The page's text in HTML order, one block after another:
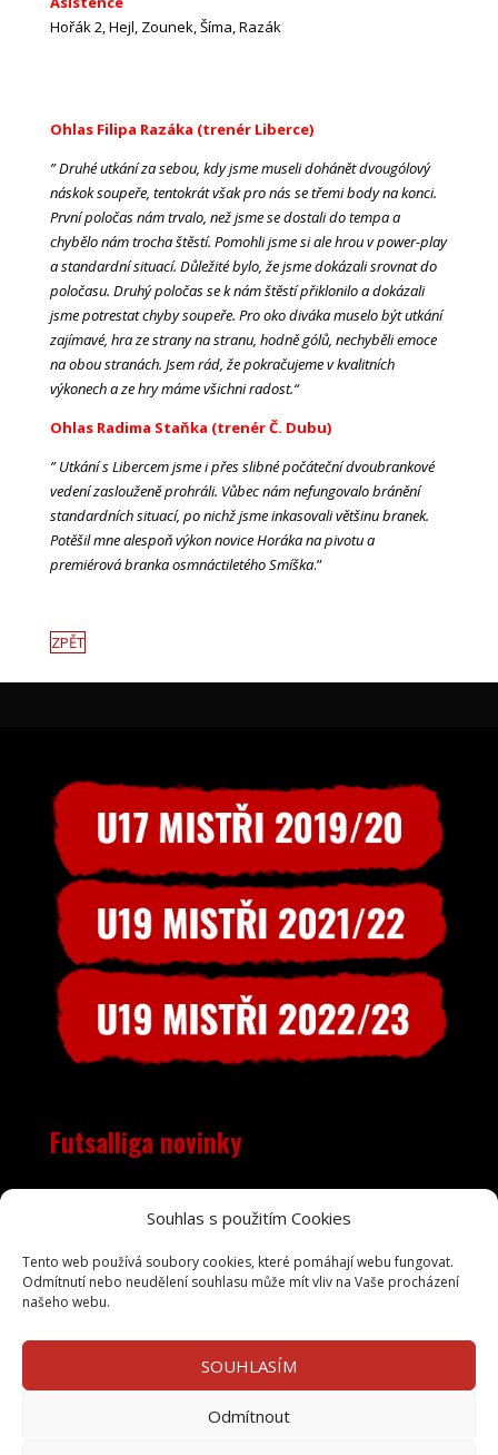
Souhlas s použitím Cookies
Tento web používá soubory cookies, které pomáhají webu fungovat.
Odmítnutí nebo neudělení souhlasu může mít vliv na Vaše procházení
našeho webu.
SOUHLASÍM
Odmítnout
Hořák 2, Hejl, Zounek, Šíma, Razák
Ohlas Filipa Razáka (trenér Liberce)
” Druhé utkání za sebou, kdy jsme museli dohánět dvougólový
náskok soupeře, tentokrát však pro nás se třemi body na konci.
První poločas nám trvalo, než jsme se dostali do tempa a
chybělo nám trocha štěstí. Pomohli jsme si ale hrou v power-play
a standardní situací. Důležité bylo, že jsme dokázali srovnat do
poločasu. Druhý poločas se k nám štěstí přiklonilo a dokázali
jsme potrestat chyby soupeře. Pro oko diváka muselo být utkání
zajímavé, hra ze strany na stranu, hodně gólů, nechyběli emoce
na obou stranách. Jsem rád, že pokračujeme v kvalitních
výkonech a ze hry máme všichni radost.“
Ohlas Radima Staňka (trenér Č. Dubu)
” Utkání s Libercem jsme i přes slibné počáteční dvoubrankové
vedení zaslouženě prohráli. Vůbec nám nefungovalo bránění
standardních situací, po nichž jsme inkasovali většinu branek.
Potěšil mne alespoň výkon novice Horáka na pivotu a
premiérová branka osmnáctiletého Smíška.”
ZPĚT
Futsalliga novinky
Objevila se nečekaná chyba, RSS zdroj je pravděpodobně
mimo provoz. Zkuste to prosím později.